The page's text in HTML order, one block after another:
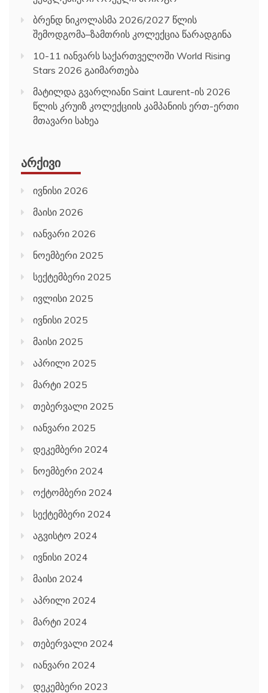
ბრენდ ნიკოლასმა 2026/2027 წლის
შემოდგომა–ზამთრის კოლექცია წარადგინა
10-11 იანვარს საქართველოში World Rising
Stars 2026 გაიმართება
მატილდა გვარლიანი Saint Laurent-ის 2026
წლის კრუიზ კოლექციის კამპანიის ერთ-ერთი
მთავარი სახეა
ᲐᲠᲥᲘᲕᲘ
ივნისი 2026
მაისი 2026
იანვარი 2026
ნოემბერი 2025
სექტემბერი 2025
ივლისი 2025
ივნისი 2025
მაისი 2025
აპრილი 2025
მარტი 2025
თებერვალი 2025
იანვარი 2025
დეკემბერი 2024
ნოემბერი 2024
ოქტომბერი 2024
სექტემბერი 2024
აგვისტო 2024
ივნისი 2024
მაისი 2024
აპრილი 2024
მარტი 2024
თებერვალი 2024
იანვარი 2024
დეკემბერი 2023